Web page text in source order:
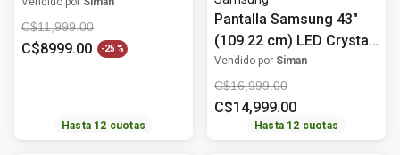
Roku RC43QL
C$11,999.00
C$8999.00 -25 %
Hasta 12 cuotas
Pantalla Samsung 43"
(109.22 cm) LED Crystal
UHD 4K HDR10+
UN43U8000FPXPA
Vendido por Siman
C$16,999.00
C$14,999.00
Hasta 12 cuotas